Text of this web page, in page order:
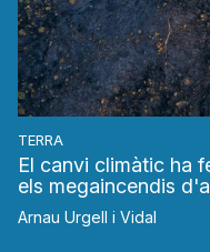
TERRA
El canvi climàtic ha
els megaincendis
Arnau Urgell i Vidal